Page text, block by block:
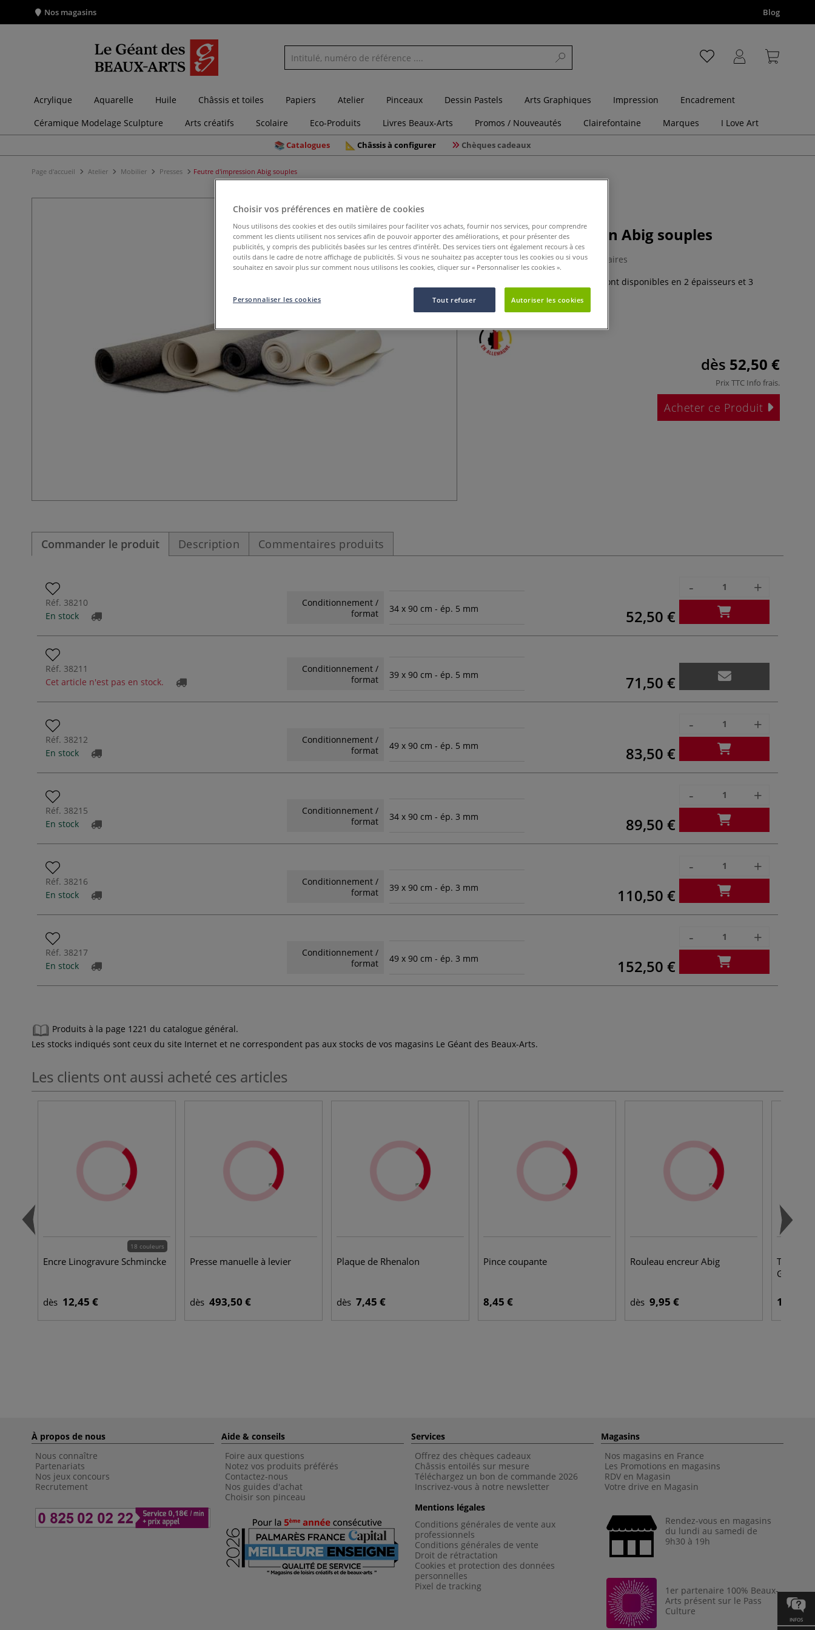
INFOS
Nos magasins Blog
Acrylique Aquarelle Huile Châssis et toiles Papiers Atelier Pinceaux Dessin Pastels Arts Graphiques Impression
Encadrement
Céramique Modelage Sculpture
Arts créatifs Scolaire Eco-Produits Livres Beaux-Arts Promos / Nouveautés Clairefontaine Marques I Love Art
Catalogues Châssis à configurer Chèques cadeaux
Page d'accueil Atelier Mobilier Presses Feutre d'impression Abig souples
Feutre d'impression Abig souples
0 Commentaires
Ces feutres d’impressions Abig sont disponibles en 2 épaisseurs et 3
Plus
dès 52,50 €
Prix TTC Info frais.
Acheter ce Produit
Commander le produit Description Commentaires produits
Réf. 38210
En stock
Conditionnement /
format
34 x 90 cm - ép. 5 mm 52,50 €
- +
Réf. 38211
Cet article n'est pas en stock.
Conditionnement /
format
39 x 90 cm - ép. 5 mm 71,50 €
Réf. 38212
En stock
Conditionnement /
format
49 x 90 cm - ép. 5 mm 83,50 €
- +
Réf. 38215
En stock
Conditionnement /
format
34 x 90 cm - ép. 3 mm 89,50 €
- +
Réf. 38216
En stock
Conditionnement /
format
39 x 90 cm - ép. 3 mm 110,50 €
- +
Réf. 38217
En stock
Conditionnement /
format
49 x 90 cm - ép. 3 mm 152,50 €
- +
Produits à la page 1221 du catalogue général.
Les stocks indiqués sont ceux du site Internet et ne correspondent pas aux stocks de vos magasins Le Géant des Beaux-Arts.
Les clients ont aussi acheté ces articles
18 couleurs
Encre Linogravure Schmincke
dès 12,45 €
Presse manuelle à levier
dès 493,50 €
Plaque de Rhenalon
dès 7,45 €
Pince coupante
8,45 €
Rouleau encreur Abig
dès 9,95 € 18,50 €
À propos de nous
Nous connaître
Partenariats
Nos jeux concours
Recrutement
Aide & conseils
Foire aux questions
Notez vos produits préférés
Contactez-nous
Nos guides d'achat
Choisir son pinceau
Services
Offrez des chèques cadeaux
Châssis entoilés sur mesure
Téléchargez un bon de commande 2026
Inscrivez-vous à notre newsletter
Mentions légales
Conditions générales de vente aux
professionnels
Conditions générales de vente
Droit de rétractation
Cookies et protection des données
personnelles
Pixel de tracking
Magasins
Nos magasins en France
Les Promotions en magasins
RDV en Magasin
Votre drive en Magasin
Rendez-vous en magasins
du lundi au samedi de
9h30 à 19h
1er partenaire 100% Beaux-
Arts présent sur le Pass
Culture
Choisir vos préférences en matière de cookies
Nous utilisons des cookies et des outils similaires pour faciliter vos achats, fournir nos services, pour comprendre
comment les clients utilisent nos services afin de pouvoir apporter des améliorations, et pour présenter des
publicités, y compris des publicités basées sur les centres d’intérêt. Des services tiers ont également recours à ces
outils dans le cadre de notre affichage de publicités. Si vous ne souhaitez pas accepter tous les cookies ou si vous
souhaitez en savoir plus sur comment nous utilisons les cookies, cliquer sur « Personnaliser les cookies ».
Tout refuser Autoriser les cookies
Personnaliser les cookies